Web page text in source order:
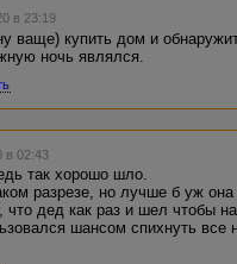
в 23:19
ваще) купить дом и
ночь являлся.
в 02:43
так хорошо шло.
разрезе, но лучше б уж
дед как раз и шел чтобы
шансом спихнуть все